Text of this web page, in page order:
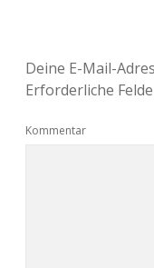
Deine E-Mail-
Erforderliche
Kommentar